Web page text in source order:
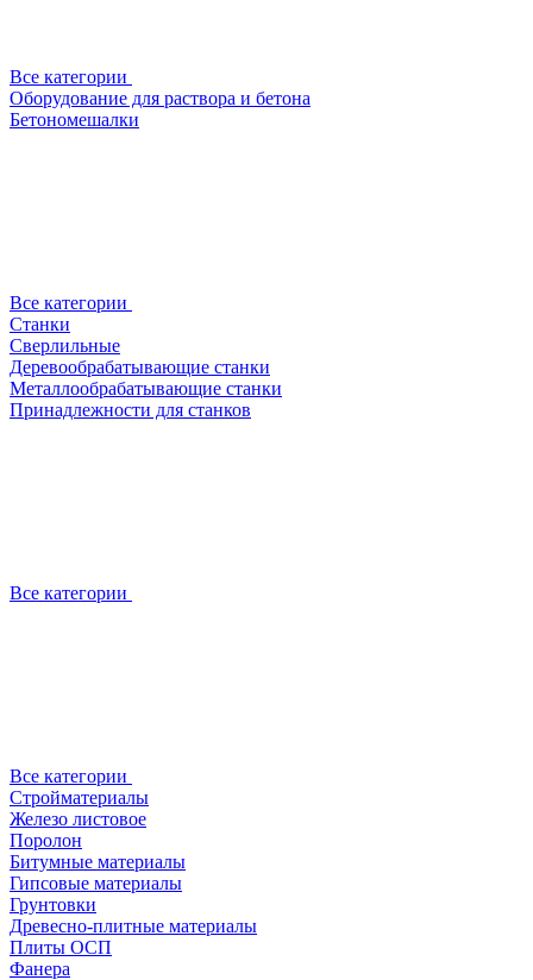
Все категории
Оборудование для раствора и бетона
Бетономешалки
Все категории
Станки
Сверлильные
Деревообрабатывающие станки
Металлообрабатывающие станки
Принадлежности для станков
Все категории
Все категории
Стройматериалы
Железо листовое
Поролон
Битумные материалы
Гипсовые материалы
Грунтовки
Древесно-плитные материалы
Плиты ОСП
Фанера